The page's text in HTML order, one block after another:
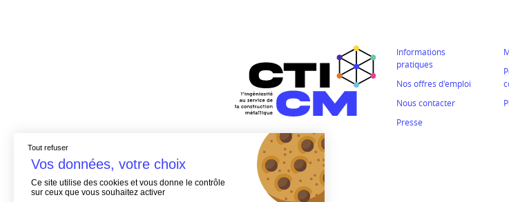
Informations
pratiques
Nos offres d'emploi
Nous contacter
Presse
Ce site utilise des cookies et vous donne le contrôle
sur ceux que vous souhaitez activer
Tout refuser